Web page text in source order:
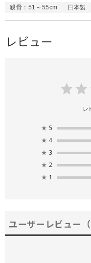
親骨：51～55cm 日本製
レビュー
レ
★ 5
★ 4
★ 3
★ 2
★ 1
ユーザーレビュー